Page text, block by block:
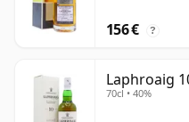
156 € ?
Laphroaig
70cl • 40%